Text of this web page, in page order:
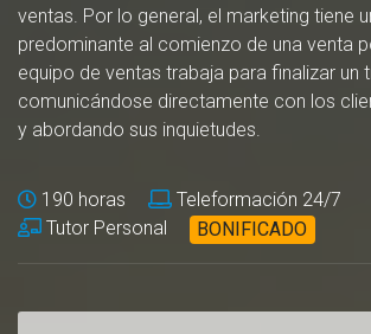
ventas. Por lo general, el marketing tiene
predominante al comienzo de una venta
equipo de ventas trabaja para finalizar un
comunicándose directamente con los
y abordando sus inquietudes.
190 horas
Teleformación 24/7
Tutor Personal
BONIFICADO